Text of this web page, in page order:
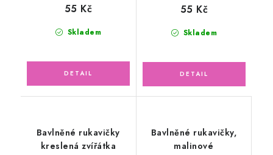
Skladem
55 Kč
Skladem
55 Kč
Bavlněné rukavičky
kreslená zvířátka
Bavlněné rukavičky,
malinové